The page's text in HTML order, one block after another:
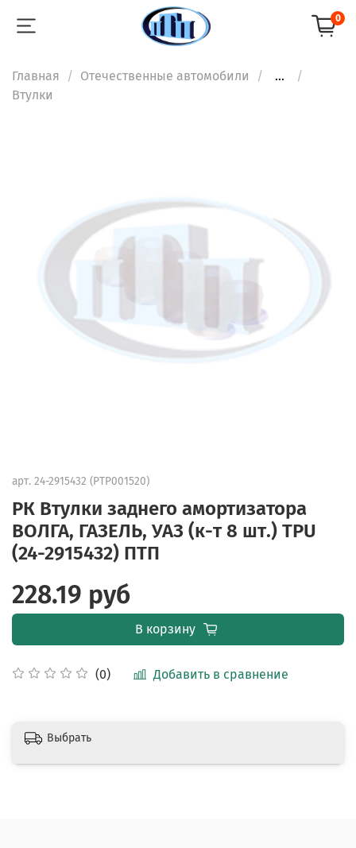
0
Главная Отечественные автомобили
...
Втулки
арт. 24-2915432 (PTP001520)
РК Втулки заднего амортизатора
ВОЛГА, ГАЗЕЛЬ, УАЗ (к-т 8 шт.) TPU
(24-2915432) ПТП
(0) Добавить в сравнение
228.19 руб
В корзину
Выбрать